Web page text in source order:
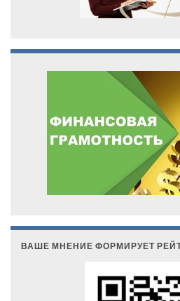
ВАШЕ МНЕНИЕ ФОРМИРУЕТ